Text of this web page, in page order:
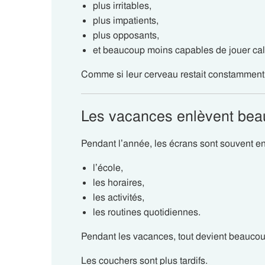
plus irritables,
plus impatients,
plus opposants,
et beaucoup moins capables de jouer
Comme si leur cerveau restait
Les vacances enlèvent
Pendant l’année, les écrans sont souvent
l’école,
les horaires,
les activités,
les routines quotidiennes.
Pendant les vacances, tout devient
Les couchers sont plus tardifs.